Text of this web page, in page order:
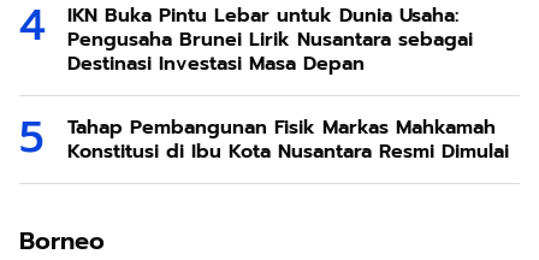
IKN Buka Pintu Lebar untuk Dunia Usaha:
Pengusaha Brunei Lirik Nusantara sebagai
Destinasi Investasi Masa Depan
Tahap Pembangunan Fisik Markas Mahkamah
Konstitusi di Ibu Kota Nusantara Resmi Dimulai
Borneo